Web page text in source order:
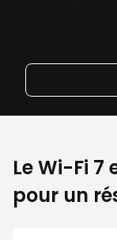
Le Wi-Fi
pour un